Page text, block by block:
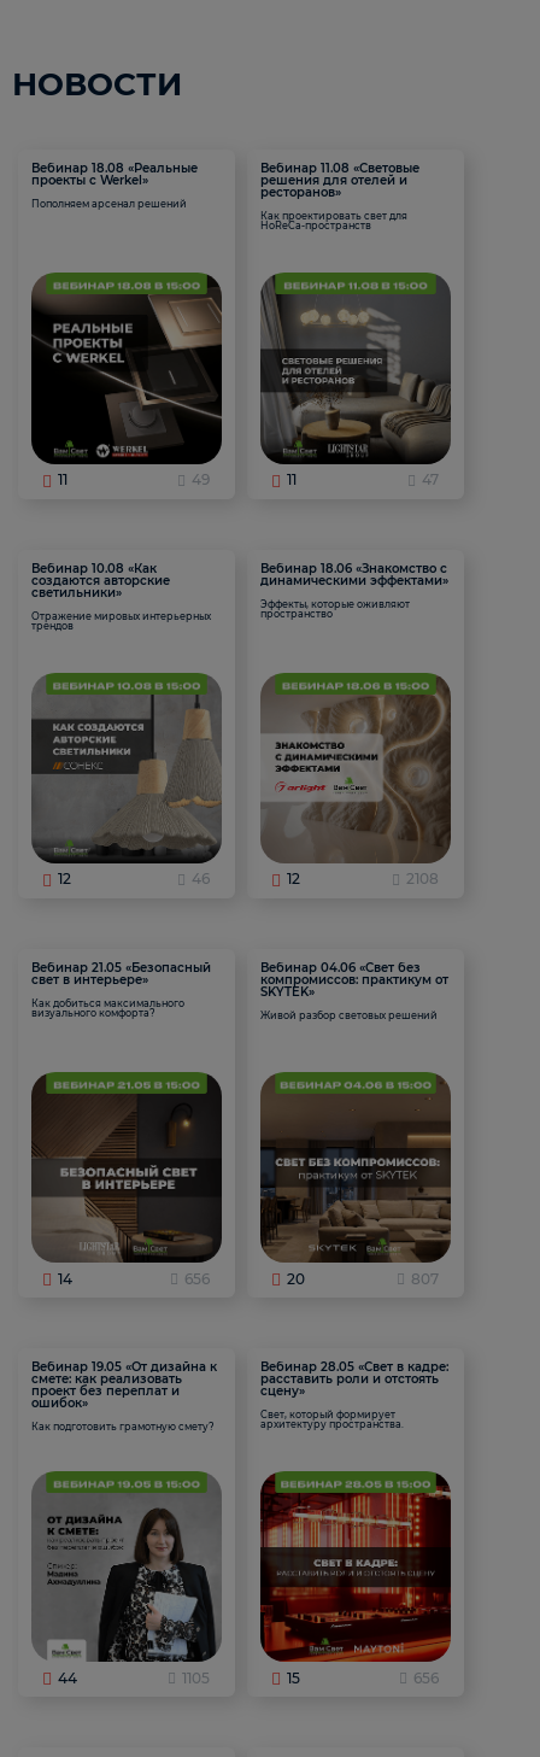
НОВОСТИ
Вебинар 18.08 «Реальные
проекты с Werkel»
Пополняем арсенал решений
11 49
Вебинар 11.08 «Световые
решения для отелей и
ресторанов»
Как проектировать свет для
HoReCa-пространств
11 47
Вебинар 10.08 «Как
создаются авторские
светильники»
Отражение мировых интерьерных
трендов
12 46
Вебинар 18.06 «Знакомство с
динамическими эффектами»
Эффекты, которые оживляют
пространство
12 2108
Вебинар 21.05 «Безопасный
свет в интерьере»
Как добиться максимального
визуального комфорта?
14 656
Вебинар 04.06 «Свет без
компромиссов: практикум от
SKYTEK»
Живой разбор световых решений
20 807
Вебинар 19.05 «От дизайна к
смете: как реализовать
проект без переплат и
ошибок»
Как подготовить грамотную смету?
44 1105
Вебинар 28.05 «Свет в кадре:
расставить роли и отстоять
сцену»
Свет, который формирует
архитектуру пространства.
15 656